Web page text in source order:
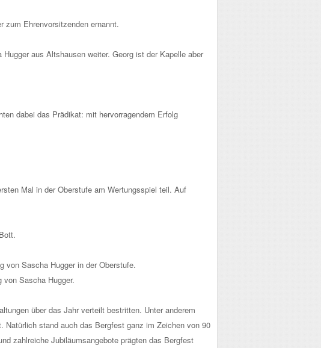
zum Ehrenvorsitzenden ernannt.
aus Altshausen weiter. Georg ist der Kapelle aber
dabei das Prädikat: mit hervorragendem Erfolg
Mal in der Oberstufe am Wertungsspiel teil. Auf
von Sascha Hugger in der Oberstufe.
Sascha Hugger.
über das Jahr verteilt bestritten. Unter anderem
Natürlich stand auch das Bergfest ganz im Zeichen von 90
zahlreiche Jubiläumsangebote prägten das Bergfest